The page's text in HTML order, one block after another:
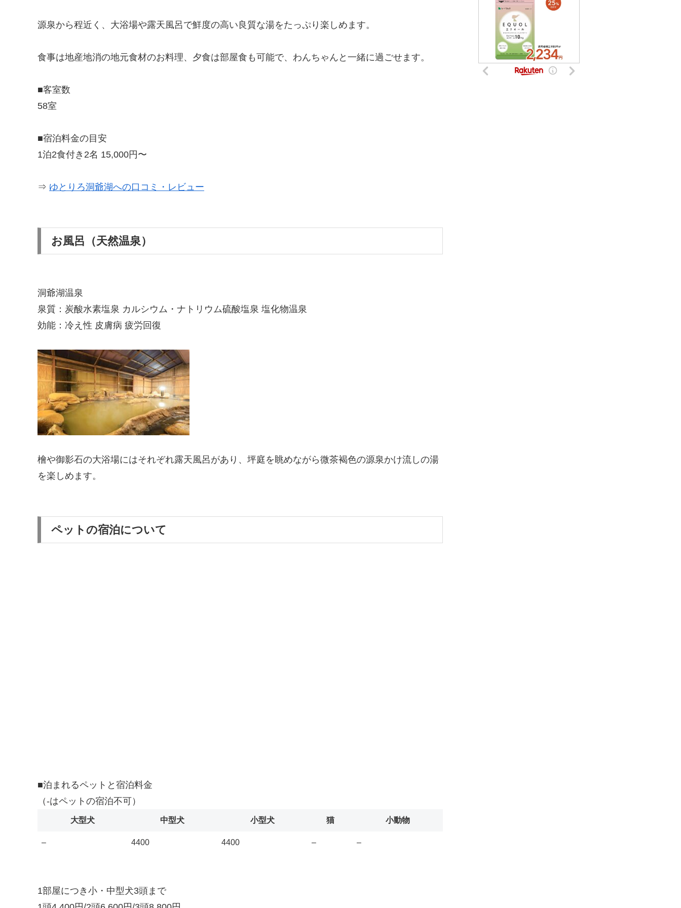
源泉から程近く、大浴場や露天風呂で鮮度の高い良質な湯をたっぷり楽しめます。
食事は地産地消の地元食材のお料理、夕食は部屋食も可能で、わんちゃんと一緒に過ごせます。
■客室数
58室
■宿泊料金の目安
1泊2食付き2名 15,000円〜
⇒ ゆとりろ洞爺湖への口コミ・レビュー
お風呂（天然温泉）
洞爺湖温泉
泉質：炭酸水素塩泉 カルシウム・ナトリウム硫酸塩泉 塩化物温泉
効能：冷え性 皮膚病 疲労回復
檜や御影石の大浴場にはそれぞれ露天風呂があり、坪庭を眺めながら微茶褐色の源泉かけ流しの湯
を楽しめます。
ペットの宿泊について
■泊まれるペットと宿泊料金
（-はペットの宿泊不可）
大型犬 中型犬 小型犬 猫 小動物
– 4400 4400 – –
1部屋につき小・中型犬3頭まで